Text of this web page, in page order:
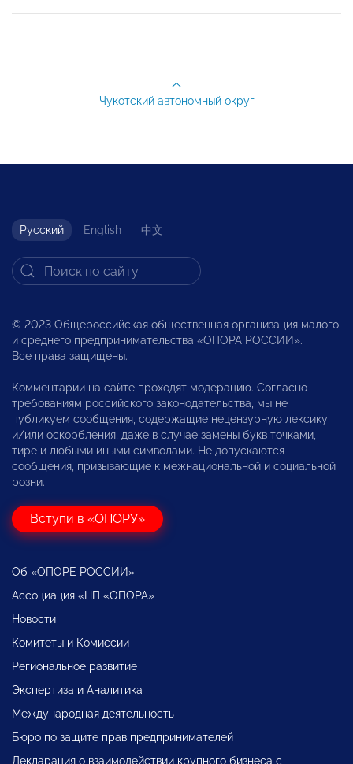
Чукотский автономный округ
Русский English 中文
© 2023 Общероссийская общественная организация малого
и среднего предпринимательства «ОПОРА РОССИИ».
Все права защищены.
Комментарии на сайте проходят модерацию. Согласно
требованиям российского законодательства, мы не
публикуем сообщения, содержащие нецензурную лексику
и/или оскорбления, даже в случае замены букв точками,
тире и любыми иными символами. Не допускаются
сообщения, призывающие к межнациональной и социальной
розни.
Вступи в «ОПОРУ»
Об «ОПОРЕ РОССИИ»
Ассоциация «НП «ОПОРА»
Новости
Комитеты и Комиссии
Региональное развитие
Экспертиза и Аналитика
Международная деятельность
Бюро по защите прав предпринимателей
Декларация о взаимодействии крупного бизнеса с